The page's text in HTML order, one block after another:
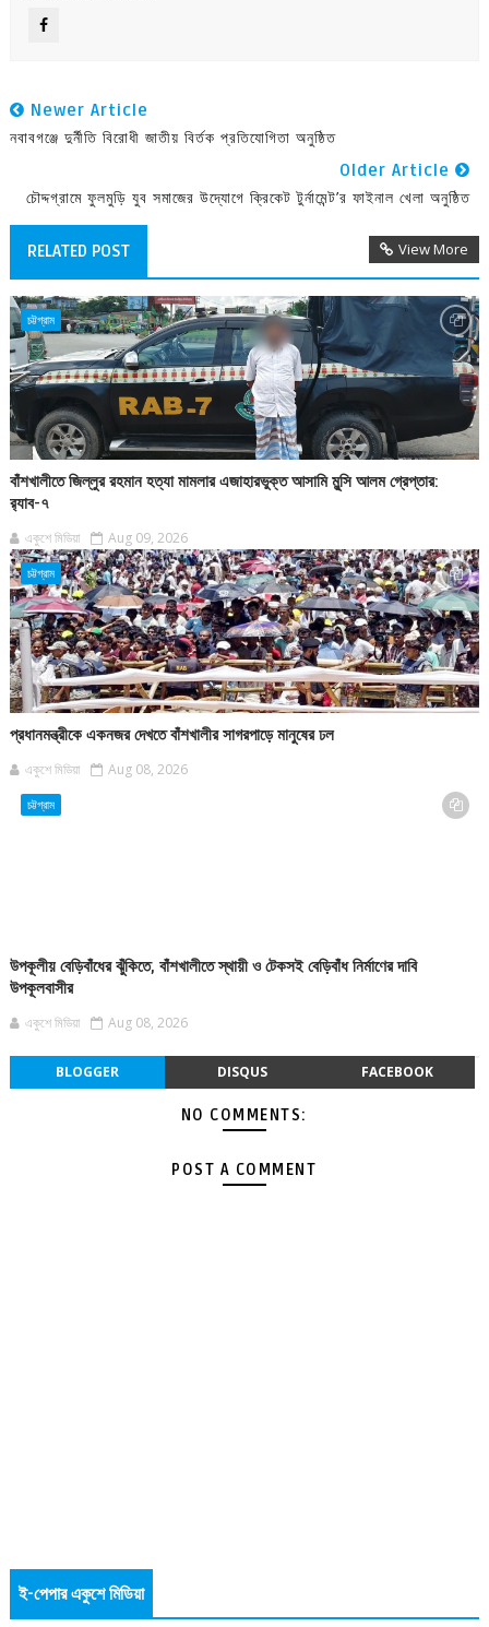
Newer Article
নবাবগঞ্জে দুর্নীতি বিরোধী জাতীয় বির্তক প্রতিযোগিতা অনুষ্ঠিত
Older Article
চৌদ্দগ্রামে ফুলমুড়ি যুব সমাজের উদ্যোগে ক্রিকেট টুর্নামেন্ট’র ফাইনাল খেলা অনুষ্ঠিত
RELATED POST View More
চট্টগ্রাম
বাঁশখালীতে জিল্লুর রহমান হত্যা মামলার এজাহারভুক্ত আসামি মুন্সি আলম গ্রেপ্তার:
র‍্যাব-৭
একুশে মিডিয়া Aug 09, 2026
চট্টগ্রাম
প্রধানমন্ত্রীকে একনজর দেখতে বাঁশখালীর সাগরপাড়ে মানুষের ঢল
একুশে মিডিয়া Aug 08, 2026
চট্টগ্রাম
উপকূলীয় বেড়িবাঁধের ঝুঁকিতে, বাঁশখালীতে স্থায়ী ও টেকসই বেড়িবাঁধ নির্মাণের দাবি
উপকূলবাসীর
একুশে মিডিয়া Aug 08, 2026
BLOGGER DISQUS FACEBOOK
NO COMMENTS:
POST A COMMENT
ই-পেপার একুশে মিডিয়া